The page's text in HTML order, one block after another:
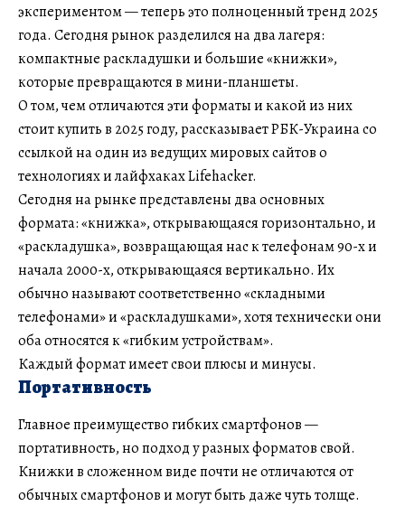
экспериментом — теперь это полноценный тренд 2025
года. Сегодня рынок разделился на два лагеря:
компактные раскладушки и большие «книжки»,
которые превращаются в мини-планшеты.
О том, чем отличаются эти форматы и какой из них
стоит купить в 2025 году, рассказывает РБК-Украина со
ссылкой на один из ведущих мировых сайтов о
технологиях и лайфхаках Lifehacker.
Сегодня на рынке представлены два основных
формата: «книжка», открывающаяся горизонтально, и
«раскладушка», возвращающая нас к телефонам 90-х и
начала 2000-х, открывающаяся вертикально. Их
обычно называют соответственно «складными
телефонами» и «раскладушками», хотя технически они
оба относятся к «гибким устройствам».
Каждый формат имеет свои плюсы и минусы.
Портативность
Главное преимущество гибких смартфонов —
портативность, но подход у разных форматов свой.
Книжки в сложенном виде почти не отличаются от
обычных смартфонов и могут быть даже чуть толще.